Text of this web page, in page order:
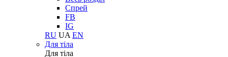
Спрей
FB
IG
RU UA EN
Для тіла
Для тіла